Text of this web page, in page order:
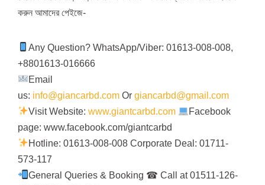
করুন আমাদের পেইজে-
Any Question? WhatsApp/Viber: 01613-008-008,
+8801613-016666
Email
us: info@giancarbd.com Or giancarbd@gmail.com
Visit Website:www.giantcarbd.com
Facebook
page: www.facebook.com/giantcarbd
Hotline: 01613-008-008 Corporate Deal: 01711-
573-117
General Queries & Booking ☎ Call at 01511-126-